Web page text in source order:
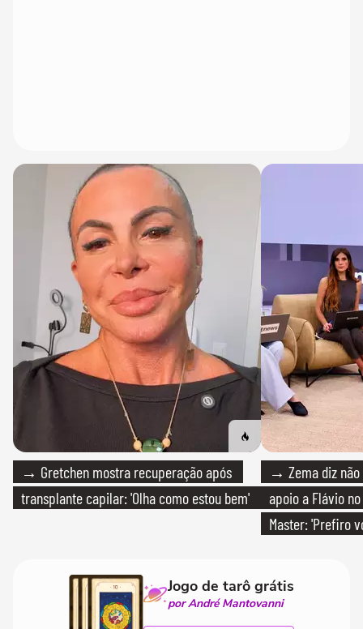
→ Gretchen mostra recuperação após
transplante capilar: 'Olha como estou bem'
→ Zema diz
apoio a Flávio
Master: 'Prefiro
Jogo de tarô grátis
por André Mantovanni